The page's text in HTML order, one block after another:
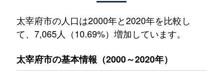
太宰府市の人口は2000年と2020年を比較し
て、7,065人（10.69%）増加しています。
太宰府市の基本情報（2000～2020年）